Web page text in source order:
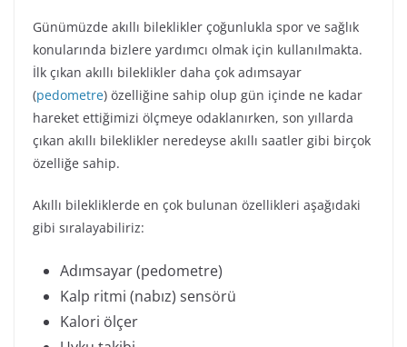
Günümüzde akıllı bileklikler çoğunlukla spor ve sağlık
konularında bizlere yardımcı olmak için kullanılmakta.
İlk çıkan akıllı bileklikler daha çok adımsayar
(pedometre) özelliğine sahip olup gün içinde ne kadar
hareket ettiğimizi ölçmeye odaklanırken, son yıllarda
çıkan akıllı bileklikler neredeyse akıllı saatler gibi birçok
özelliğe sahip.
Akıllı bilekliklerde en çok bulunan özellikleri aşağıdaki
gibi sıralayabiliriz:
Adımsayar (pedometre)
Kalp ritmi (nabız) sensörü
Kalori ölçer